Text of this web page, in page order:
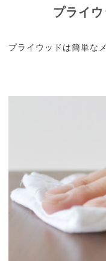
プライ
プライウッドは簡単な